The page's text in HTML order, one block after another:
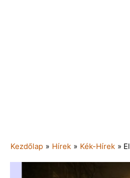
Kezdőlap » Hírek » Kék-Hírek »